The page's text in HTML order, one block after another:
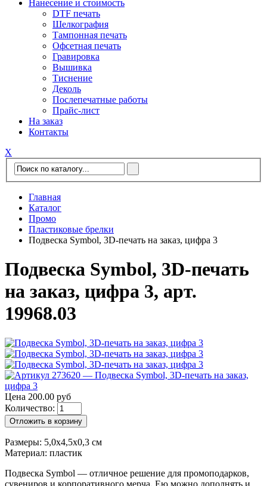
Нанесение и стоимость
DTF печать
Шелкография
Тампонная печать
Офсетная печать
Гравировка
Вышивка
Тиснение
Деколь
Послепечатные работы
Прайс-лист
На заказ
Контакты
Х
Главная
Каталог
Промо
Пластиковые брелки
Подвеска Symbol, 3D-печать на заказ, цифра 3
Подвеска Symbol, 3D-печать
на заказ, цифра 3, арт.
19968.03
Цена 200.00 руб
Количество:
Отложить в корзину
Размеры: 5,0х4,5x0,3 см
Материал: пластик
Подвеска Symbol — отличное решение для промоподарков,
сувениров и корпоративного мерча. Ею можно дополнять и